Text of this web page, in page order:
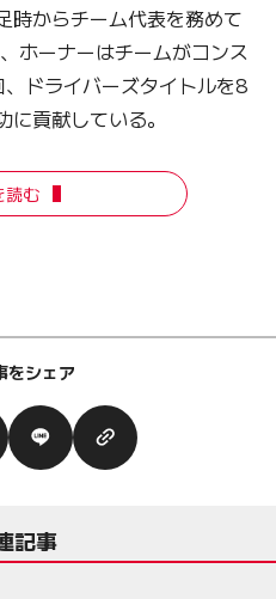
時からチーム代表を務めて
ホーナーはチームがコンス
ドライバーズタイトルを8
貢献している。
読む
をシェア
記事